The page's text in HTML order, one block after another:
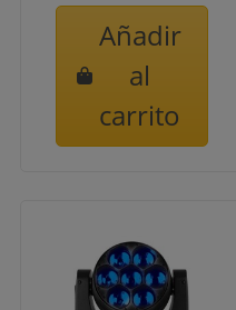
Añadir
al
carrito